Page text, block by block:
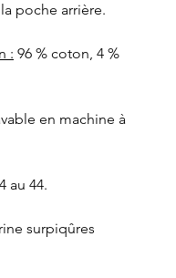
poche arrière.
: 96 % coton, 4 %
en machine à
au 44.
surpiqûres